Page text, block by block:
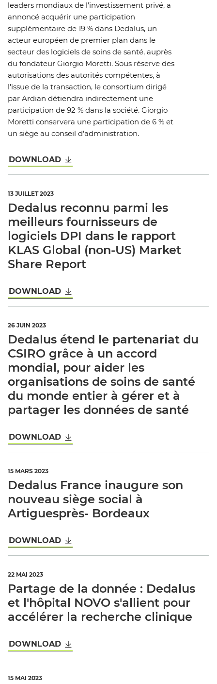
leaders mondiaux de l’investissement privé, a
annoncé acquérir une participation
supplémentaire de 19 % dans Dedalus, un
acteur européen de premier plan dans le
secteur des logiciels de soins de santé, auprès
du fondateur Giorgio Moretti. Sous réserve des
autorisations des autorités compétentes, à
l'issue de la transaction, le consortium dirigé
par Ardian détiendra indirectement une
participation de 92 % dans la société. Giorgio
Moretti conservera une participation de 6 % et
un siège au conseil d'administration.
DOWNLOAD
13 JUILLET 2023
Dedalus reconnu parmi les
meilleurs fournisseurs de
logiciels DPI dans le rapport
KLAS Global (non-US) Market
Share Report
DOWNLOAD
26 JUIN 2023
Dedalus étend le partenariat du
CSIRO grâce à un accord
mondial, pour aider les
organisations de soins de santé
du monde entier à gérer et à
partager les données de santé
DOWNLOAD
15 MARS 2023
Dedalus France inaugure son
nouveau siège social à
Artiguesprès- Bordeaux
DOWNLOAD
22 MAI 2023
Partage de la donnée : Dedalus
et l'hôpital NOVO s'allient pour
accélérer la recherche clinique
DOWNLOAD
15 MAI 2023